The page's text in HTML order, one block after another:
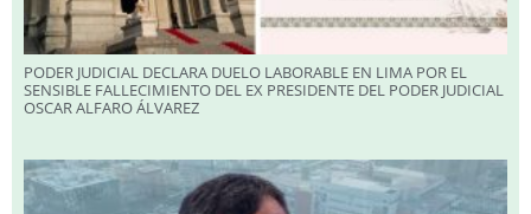
PODER JUDICIAL DECLARA DUELO LABORABLE EN LIMA POR EL
SENSIBLE FALLECIMIENTO DEL EX PRESIDENTE DEL PODER JUDICIAL
OSCAR ALFARO ÁLVAREZ